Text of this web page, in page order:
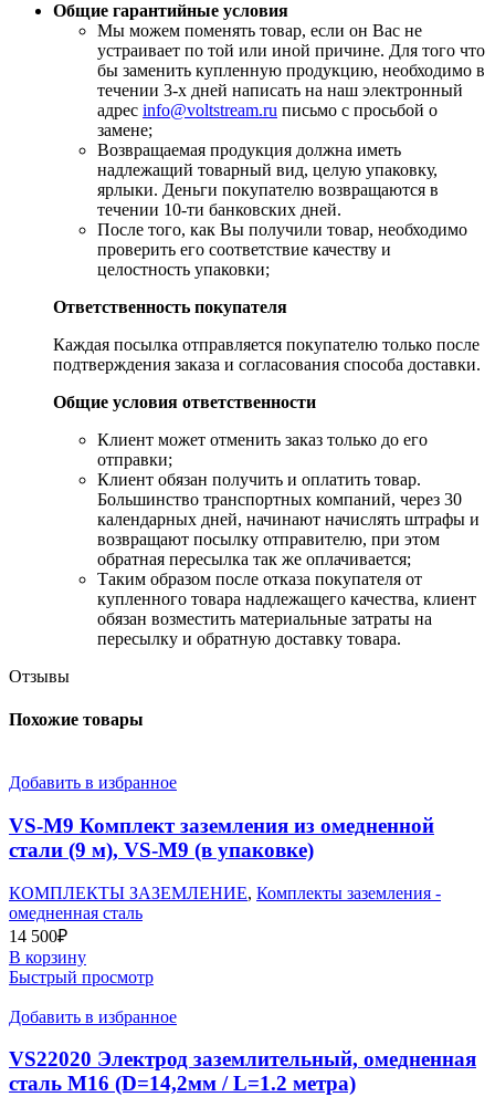
Общие гарантийные условия
​Мы можем поменять товар, если он Вас не
устраивает по той или иной причине. Для того что
бы заменить купленную продукцию, необходимо в
течении 3-х дней написать на наш электронный
адрес info@voltstream.ru письмо с просьбой о
замене;
Возвращаемая продукция должна иметь
надлежащий товарный вид, целую упаковку,
ярлыки. Деньги покупателю возвращаются в
течении 10-ти банковских дней.
​После того, как Вы получили товар, необходимо
проверить его соответствие качеству и
целостность упаковки;
Ответственность покупателя
Каждая посылка отправляется покупателю только после
подтверждения заказа и согласования способа доставки.
Общие условия ответственности
​Клиент может отменить заказ только до его
отправки;
​Клиент обязан получить и оплатить товар.
Большинство транспортных компаний, через 30
календарных дней, начинают начислять штрафы и
возвращают посылку отправителю, при этом
обратная пересылка так же оплачивается;
​Таким образом после отказа покупателя от
купленного товара надлежащего качества, клиент
обязан возместить материальные затраты на
пересылку и обратную доставку товара.
Отзывы
Похожие товары
Добавить в избранное
VS-M9 Комплект заземления из омедненной
стали (9 м), VS-M9 (в упаковке)
КОМПЛЕКТЫ ЗАЗЕМЛЕНИЕ, Комплекты заземления -
омедненная сталь
14 500₽
В корзину
Быстрый просмотр
Добавить в избранное
VS22020 Электрод заземлительный, омедненная
сталь М16 (D=14,2мм / L=1.2 метра)